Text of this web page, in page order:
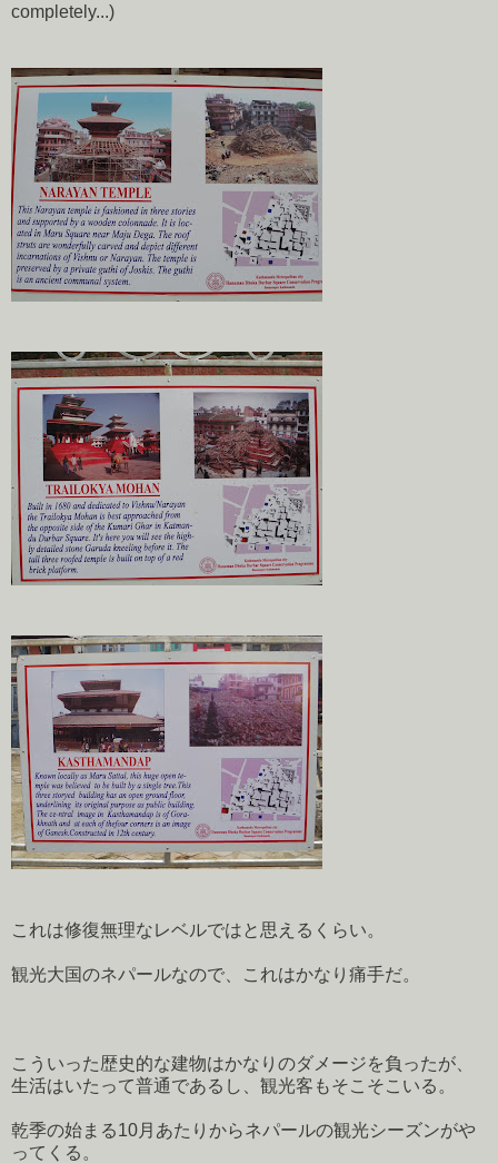
completely...)
これは修復無理なレベルではと思えるくらい。
観光大国のネパールなので、これはかなり痛手だ。
こういった歴史的な建物はかなりのダメージを負ったが、
生活はいたって普通であるし、観光客もそこそこいる。
乾季の始まる10月あたりからネパールの観光シーズンがや
ってくる。